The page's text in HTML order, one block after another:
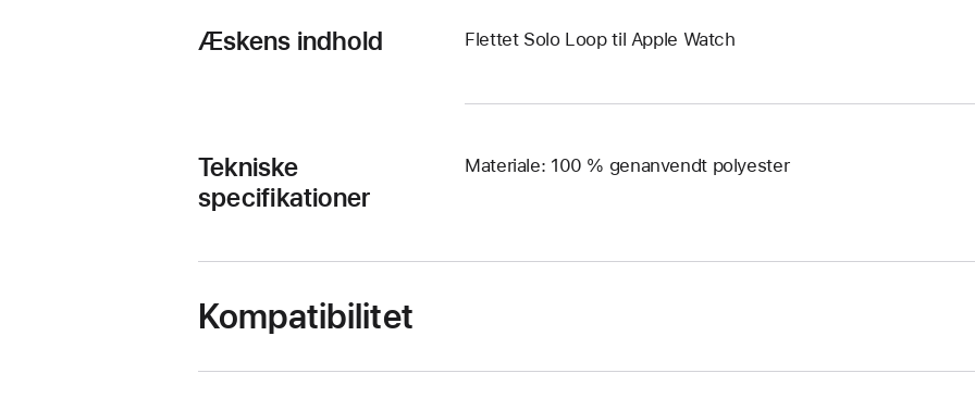
Æskens indhold Flettet Solo Loop til Apple Watch
Tekniske
specifikationer
Materiale: 100 % genanvendt polyester
Kompatibilitet